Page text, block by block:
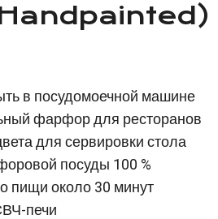
в посудомоечной машине
фарфор для ресторанов
для сервировки стола
посуды 100 %
пищи около 30 минут
печи